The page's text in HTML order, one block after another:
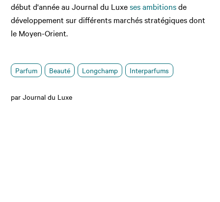
début d'année au Journal du Luxeses ambitionsde
développement sur différents marchés stratégiques dont
le Moyen-Orient.
Parfum Beauté Longchamp Interparfums
par Journal du Luxe